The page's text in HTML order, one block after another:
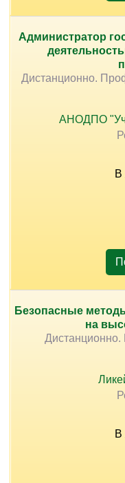
Администратор
Дистанционно.
АНОДПО
В
Безопасные
на
В